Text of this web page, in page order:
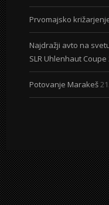
Prvomajsko
Najdražji avto na
SLR Uhlenhaut Coupe
Potovanje Marakeš